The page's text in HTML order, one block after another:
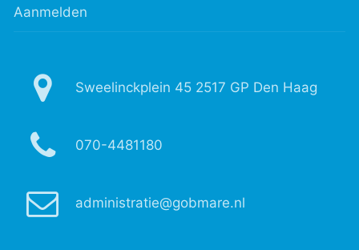
Aanmelden
Sweelinckplein 45 2517 GP Den Haag
070-4481180
administratie@gobmare.nl